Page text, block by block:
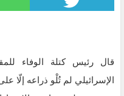
قال رئيس كتلة الوفاء
الإسرائيلي لم تُلْو ذراعه إلّا